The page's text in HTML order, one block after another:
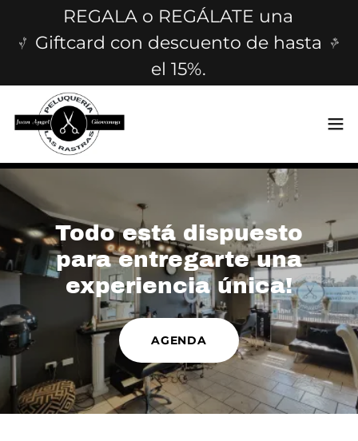
REGALA o REGÁLATE una
Giftcard con descuento de hasta
el 15%.
Todo está dispuesto
para entregarte una
experiencia única!
AGENDA